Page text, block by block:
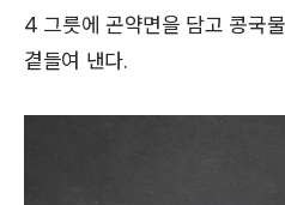
4 그릇에 곤약면을 담고 콩국
곁들여 낸다.